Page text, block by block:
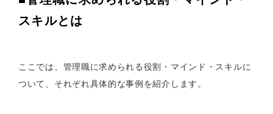
スキルとは
ここでは、管理職に求められる役割・マインド・スキルに
ついて、それぞれ具体的な事例を紹介します。